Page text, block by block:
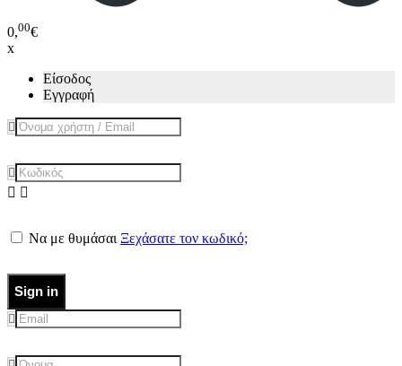
0,00€
x
Είσοδος
Εγγραφή
Να με θυμάσαι Ξεχάσατε τον κωδικό;
Sign in